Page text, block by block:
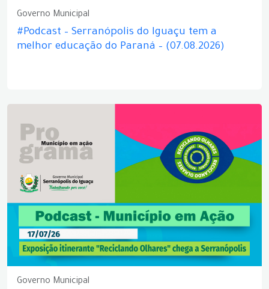
Governo Municipal
#Podcast – Serranópolis do Iguaçu tem a
melhor educação do Paraná – (07.08.2026)
Governo Municipal